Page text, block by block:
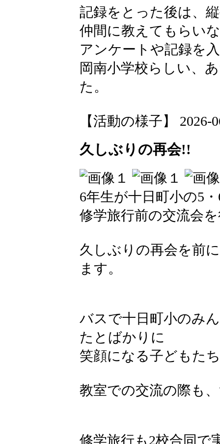
記録をとった後は、
仲間に教えてもらい
アンケートや記録を
岡南小学校らしい、
た。
【活動の様子】 2026-
久しぶりの再会!!
6年生が十日町小の5
修学旅行前の交流会
久しぶりの再会を前
ます。
バスで十日町小のみ
たとばかりに
笑顔になる子どもた
教室での交流の際も
修学旅行も2校合同で